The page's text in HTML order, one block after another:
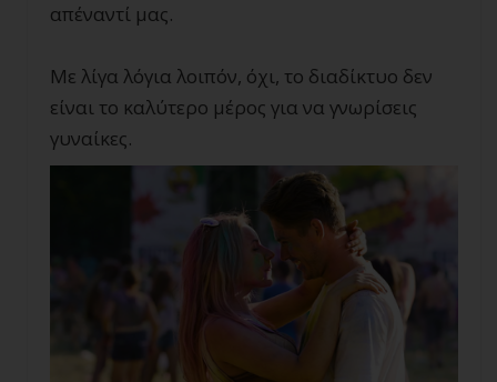
απέναντί μας.
Με λίγα λόγια λοιπόν, όχι, το διαδίκτυο δεν
είναι το καλύτερο μέρος για να γνωρίσεις
γυναίκες.